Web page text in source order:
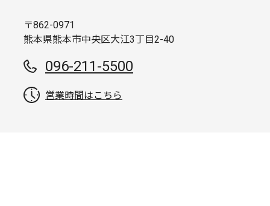
〒862-0971
熊本県熊本市中央区大江3丁目2-40
096-211-5500
営業時間はこちら